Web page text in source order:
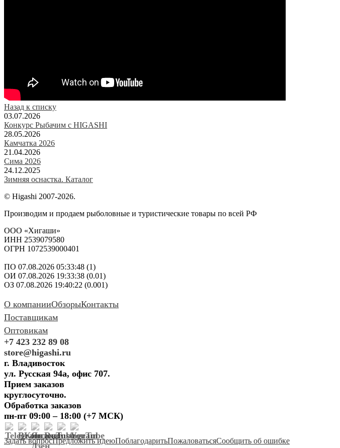
Назад к списку
03.07.2026
Конкурс Рыбачим с HIGASHI
28.05.2026
Камчатка 2026
21.04.2026
Сима 2026
24.12.2025
Зимняя оснастка. Каталог
© Higashi 2007-2026.
Производим и продаем рыболовные и туристические товары по всей РФ
ООО «Хигаши»
ИНН 2539079580
ОГРН 1072539000401
ПО 07.08.2026 05:33:48 (1)
ОИ 07.08.2026 19:33:38 (0.01)
ОЗ 07.08.2026 19:40:22 (0.001)
О компанииОбзорыКонтакты
Поставщикам
Оптовикам
+7 423 232 89 08
store@higashi.ru
г. Владивосток
ул. Русская 94а, офис 707.
Прием заказов
круглосуточно.
Обработка заказов
пн-пт 09:00 – 18:00 (+7 МСК)
Задать вопросПредложить идеюПоблагодаритьПожаловатьсяСообщить об ошибке